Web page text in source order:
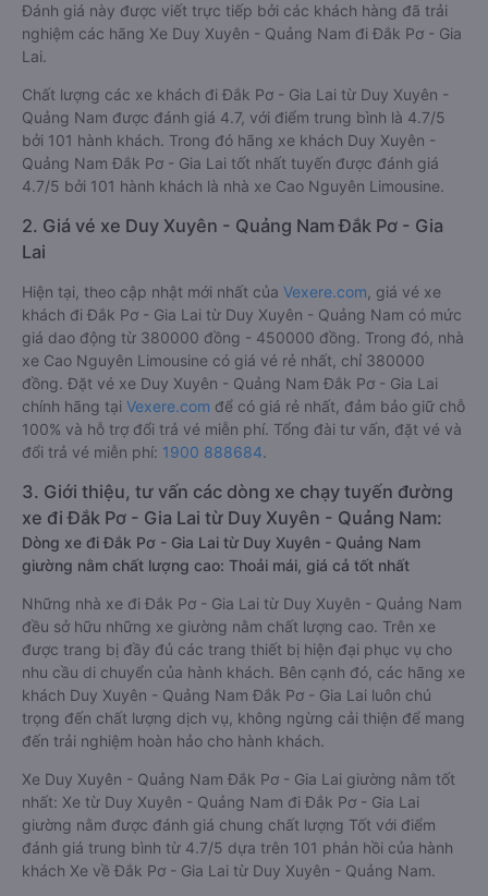
Đánh giá này được viết trực tiếp bởi các khách hàng đã trải
nghiệm các hãng Xe Duy Xuyên - Quảng Nam đi Đắk Pơ - Gia
Lai.
Chất lượng các xe khách đi Đắk Pơ - Gia Lai từ Duy Xuyên -
Quảng Nam được đánh giá 4.7, với điểm trung bình là 4.7/5
bởi 101 hành khách. Trong đó hãng xe khách Duy Xuyên -
Quảng Nam Đắk Pơ - Gia Lai tốt nhất tuyến được đánh giá
4.7/5 bởi 101 hành khách là nhà xe Cao Nguyên Limousine.
2. Giá vé xe Duy Xuyên - Quảng Nam Đắk Pơ - Gia
Lai
Hiện tại, theo cập nhật mới nhất của Vexere.com , giá vé xe
khách đi Đắk Pơ - Gia Lai từ Duy Xuyên - Quảng Nam có mức
giá dao động từ 380000 đồng - 450000 đồng. Trong đó, nhà
xe Cao Nguyên Limousine có giá vé rẻ nhất, chỉ 380000
đồng. Đặt vé xe Duy Xuyên - Quảng Nam Đắk Pơ - Gia Lai
chính hãng tại Vexere.com để có giá rẻ nhất, đảm bảo giữ chỗ
100% và hỗ trợ đổi trả vé miễn phí. Tổng đài tư vấn, đặt vé và
đổi trả vé miễn phí: 1900 888684.
3. Giới thiệu, tư vấn các dòng xe chạy tuyến đường
xe đi Đắk Pơ - Gia Lai từ Duy Xuyên - Quảng Nam:
Dòng xe đi Đắk Pơ - Gia Lai từ Duy Xuyên - Quảng Nam
giường nằm chất lượng cao: Thoải mái, giá cả tốt nhất
Những nhà xe đi Đắk Pơ - Gia Lai từ Duy Xuyên - Quảng Nam
đều sở hữu những xe giường nằm chất lượng cao. Trên xe
được trang bị đầy đủ các trang thiết bị hiện đại phục vụ cho
nhu cầu di chuyển của hành khách. Bên cạnh đó, các hãng xe
khách Duy Xuyên - Quảng Nam Đắk Pơ - Gia Lai luôn chú
trọng đến chất lượng dịch vụ, không ngừng cải thiện để mang
đến trải nghiệm hoàn hảo cho hành khách.
Xe Duy Xuyên - Quảng Nam Đắk Pơ - Gia Lai giường nằm tốt
nhất: Xe từ Duy Xuyên - Quảng Nam đi Đắk Pơ - Gia Lai
giường nằm được đánh giá chung chất lượng Tốt với điểm
đánh giá trung bình từ 4.7/5 dựa trên 101 phản hồi của hành
khách Xe về Đắk Pơ - Gia Lai từ Duy Xuyên - Quảng Nam.